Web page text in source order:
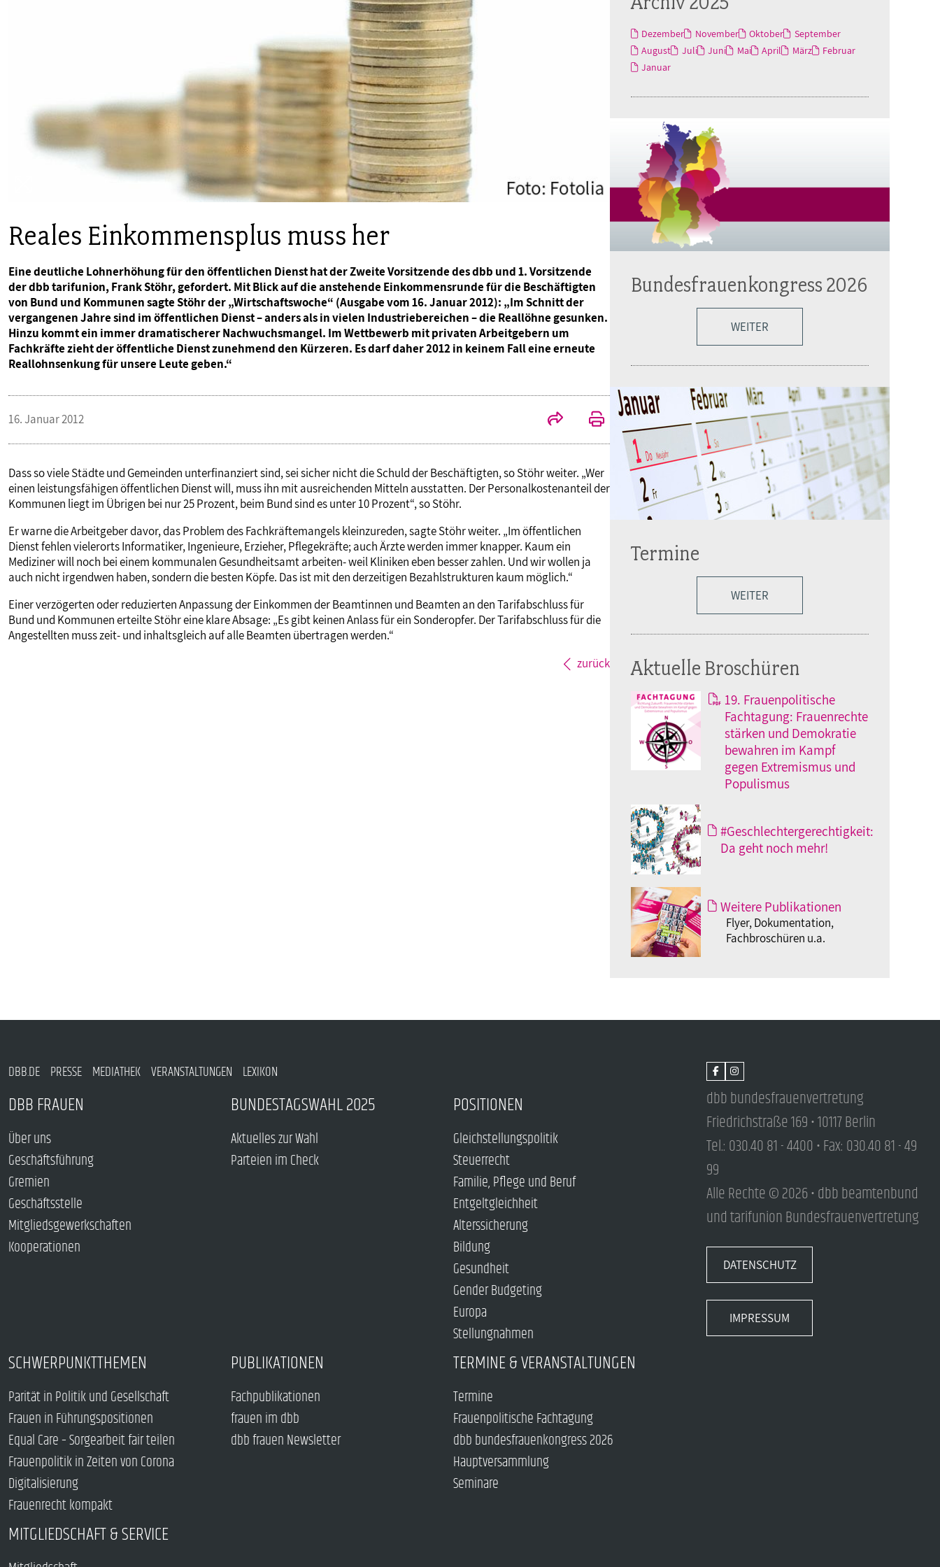
Mitgliedsgewerkschaften
Kooperationen
Alterssicherung
Bildung
Gesundheit
Gender Budgeting
Europa
Digitalisierung
Frauenrecht kompakt
TERMINE & VERANSTALTUNGEN
Seminare
MITGLIEDSCHAFT & SERVICE
Akademie
Verlag
Reales Einkommensplus muss her
Eine deutliche Lohnerhöhung für den öffentlichen Dienst hat der Zweite Vorsitzende des dbb und 1. Vorsitzende
der dbb tarifunion, Frank Stöhr, gefordert. Mit Blick auf die anstehende Einkommensrunde für die Beschäftigten
von Bund und Kommunen sagte Stöhr der „Wirtschaftswoche“ (Ausgabe vom 16. Januar 2012): „Im Schnitt der
vergangenen Jahre sind im öffentlichen Dienst – anders als in vielen Industriebereichen – die Reallöhne gesunken.
Hinzu kommt ein immer dramatischerer Nachwuchsmangel. Im Wettbewerb mit privaten Arbeitgebern um
Fachkräfte zieht der öffentliche Dienst zunehmend den Kürzeren. Es darf daher 2012 in keinem Fall eine erneute
Reallohnsenkung für unsere Leute geben.“
16. Januar 2012
Dass so viele Städte und Gemeinden unterfinanziert sind, sei sicher nicht die Schuld der Beschäftigten, so Stöhr weiter. „Wer
einen leistungsfähigen öffentlichen Dienst will, muss ihn mit ausreichenden Mitteln ausstatten. Der Personalkostenanteil der
Kommunen liegt im Übrigen bei nur 25 Prozent, beim Bund sind es unter 10 Prozent“, so Stöhr.
Er warne die Arbeitgeber davor, das Problem des Fachkräftemangels kleinzureden, sagte Stöhr weiter. „Im öffentlichen
Dienst fehlen vielerorts Informatiker, Ingenieure, Erzieher, Pflegekräfte; auch Ärzte werden immer knapper. Kaum ein
Mediziner will noch bei einem kommunalen Gesundheitsamt arbeiten- weil Kliniken eben besser zahlen. Und wir wollen ja
auch nicht irgendwen haben, sondern die besten Köpfe. Das ist mit den derzeitigen Bezahlstrukturen kaum möglich.“
Einer verzögerten oder reduzierten Anpassung der Einkommen der Beamtinnen und Beamten an den Tarifabschluss für
Bund und Kommunen erteilte Stöhr eine klare Absage: „Es gibt keinen Anlass für ein Sonderopfer. Der Tarifabschluss für die
Angestellten muss zeit- und inhaltsgleich auf alle Beamten übertragen werden.“
zurück
Dezember November Oktober
September
August
Juli Juni Mai April März
Februar
Januar
Bundesfrauenkongress 2026
WEITER
Termine
WEITER
Aktuelle Broschüren
19. Frauenpolitische
Fachtagung: Frauenrechte
stärken und Demokratie
bewahren im Kampf
gegen Extremismus und
Populismus
#Geschlechtergerechtigkeit:
Da geht noch mehr!
Weitere Publikationen
Flyer, Dokumentation,
Fachbroschüren u.a.
DBB.DE PRESSE MEDIATHEK VERANSTALTUNGEN LEXIKON
DBB FRAUEN
Über uns
Geschäftsführung
Gremien
Geschäftsstelle
Mitgliedsgewerkschaften
Kooperationen
BUNDESTAGSWAHL 2025
Aktuelles zur Wahl
Parteien im Check
POSITIONEN
Gleichstellungspolitik
Steuerrecht
Familie, Pflege und Beruf
Entgeltgleichheit
Alterssicherung
Bildung
Gesundheit
Gender Budgeting
Europa
Stellungnahmen
SCHWERPUNKTTHEMEN
Parität in Politik und Gesellschaft
Frauen in Führungspositionen
Equal Care – Sorgearbeit fair teilen
Frauenpolitik in Zeiten von Corona
Digitalisierung
Frauenrecht kompakt
PUBLIKATIONEN
Fachpublikationen
frauen im dbb
dbb frauen Newsletter
TERMINE & VERANSTALTUNGEN
Termine
Frauenpolitische Fachtagung
dbb bundesfrauenkongress 2026
Hauptversammlung
Seminare
MITGLIEDSCHAFT & SERVICE
dbb bundesfrauenvertretung
Friedrichstraße 169 • 10117 Berlin
Tel.: 030.40 81 - 4400 • Fax: 030.40 81 - 49
99
Alle Rechte © 2026 • dbb beamtenbund
und tarifunion Bundesfrauenvertretung
DATENSCHUTZ
IMPRESSUM